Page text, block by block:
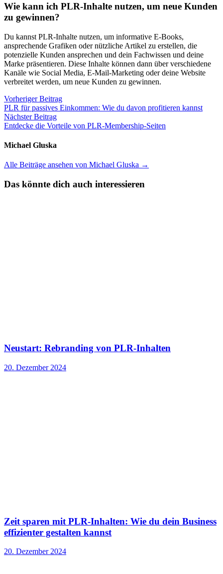
Wie kann ich PLR-Inhalte nutzen, um neue Kunden
zu gewinnen?
Du kannst PLR-Inhalte nutzen, um informative E-Books,
ansprechende Grafiken oder nützliche Artikel zu erstellen, die
potenzielle Kunden ansprechen und dein Fachwissen und deine
Marke präsentieren. Diese Inhalte können dann über verschiedene
Kanäle wie Social Media, E-Mail-Marketing oder deine Website
verbreitet werden, um neue Kunden zu gewinnen.
Beitragsnavigation
Vorheriger BeitragVorheriger
Beitrag:
PLR für passives Einkommen: Wie du davon profitieren kannst
Nächster BeitragNächster
Beitrag:
Entdecke die Vorteile von PLR-Membership-Seiten
Michael Gluska
Alle Beiträge ansehen von Michael Gluska →
Das könnte dich auch interessieren
Neustart: Rebranding von PLR-Inhalten
20. Dezember 2024
Zeit sparen mit PLR-Inhalten: Wie du dein Business
effizienter gestalten kannst
20. Dezember 2024